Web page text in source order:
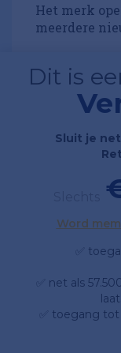
Het merk
meerdere
Dit is
Sluit je
Word
✅
✅ net als
✅ toegang